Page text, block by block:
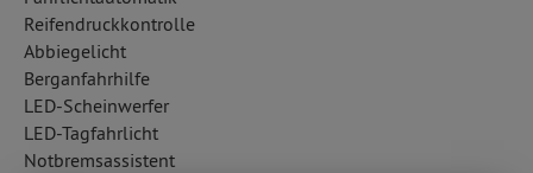
Reifendruckkontrolle
Abbiegelicht
Berganfahrhilfe
LED-Scheinwerfer
LED-Tagfahrlicht
Notbremsassistent